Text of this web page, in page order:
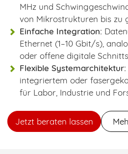
MHz und
von Mikrostrukturen bis zu
Einfache Integration:
Ethernet (1–10 Gbit/s),
oder offene digitale
Flexible Systemarchitektur:
integriertem oder
für Labor, Industrie und
Jetzt beraten lassen